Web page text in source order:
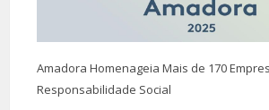
Amadora Homenageia Mais de 170
Responsabilidade Social